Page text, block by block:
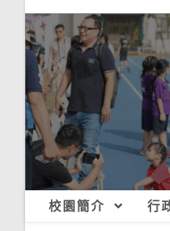
校園簡介 行